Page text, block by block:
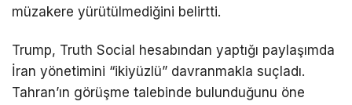
müzakere yürütülmediğini belirtti.
Trump, Truth Social hesabından yaptığı paylaşımda
İran yönetimini “ikiyüzlü” davranmakla suçladı.
Tahran’ın görüşme talebinde bulunduğunu öne